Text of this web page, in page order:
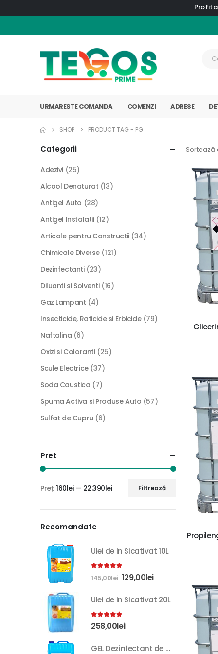
URMARESTE COMANDA COMENZI ADRESE
SHOP PRODUCT TAG - PG
Sortează
Categorii
Adezivi (25)
Alcool Denaturat (13)
Antigel Auto (28)
Antigel Instalatii (12)
Articole pentru Constructii (34)
Chimicale Diverse (121)
Dezinfectanti (23)
Diluanti si Solventi (16)
Gaz Lampant (4)
Insecticide, Raticide si Erbicide (79)
Naftalina (6)
Oxizi si Coloranti (25)
Scule Electrice (37)
Soda Caustica (7)
Spuma Activa si Produse Auto (57)
Sulfat de Cupru (6)
Pret
Filtrează
Preț:160lei— 22.390lei
Recomandate
Ulei de In Sicativat 10L
out of 5
145,00lei 129,00lei
Ulei de In Sicativat 20L
5.00out of 5
258,00lei
GEL Dezinfectant de Maini K-SEPT 10L